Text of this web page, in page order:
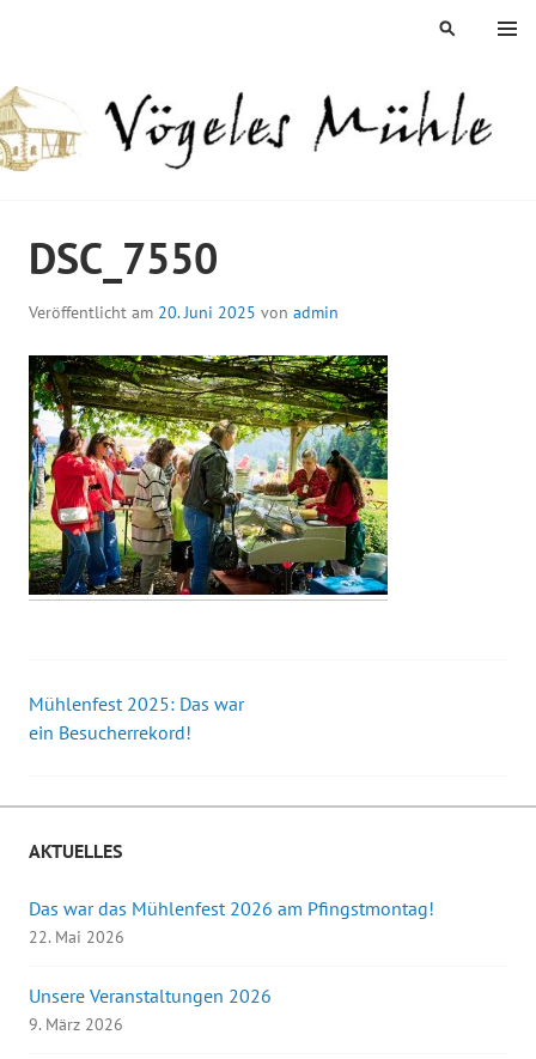
MENÜ
SUCHEN
DSC_7550
Veröffentlicht am 20. Juni 2025 von admin
Beitrags-
Mühlenfest 2025: Das war
ein Besucherrekord!
AKTUELLES
Das war das Mühlenfest 2026 am Pfingstmontag!
22. Mai 2026
Unsere Veranstaltungen 2026
9. März 2026